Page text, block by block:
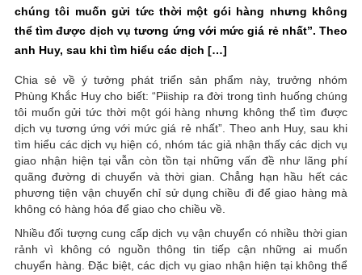
chúng tôi muốn gửi tức thời một gói hàng nhưng không
thể tìm được dịch vụ tương ứng với mức giá rẻ nhất”. Theo
anh Huy, sau khi tìm hiểu các dịch […]
Chia sẻ về ý tưởng phát triển sản phẩm này, trưởng nhóm
Phùng Khắc Huy cho biết: “Piiship ra đời trong tình huống chúng
tôi muốn gửi tức thời một gói hàng nhưng không thể tìm được
dịch vụ tương ứng với mức giá rẻ nhất”. Theo anh Huy, sau khi
tìm hiểu các dịch vụ hiện có, nhóm tác giả nhận thấy các dịch vụ
giao nhận hiện tại vẫn còn tồn tại những vấn đề như lãng phí
quãng đường di chuyển và thời gian. Chẳng hạn hầu hết các
phương tiện vận chuyển chỉ sử dụng chiều đi để giao hàng mà
không có hàng hóa để giao cho chiều về.
Nhiều đối tượng cung cấp dịch vụ vận chuyển có nhiều thời gian
rảnh vì không có nguồn thông tin tiếp cận những ai muốn
chuyển hàng. Đặc biệt, các dịch vụ giao nhận hiện tại không thể